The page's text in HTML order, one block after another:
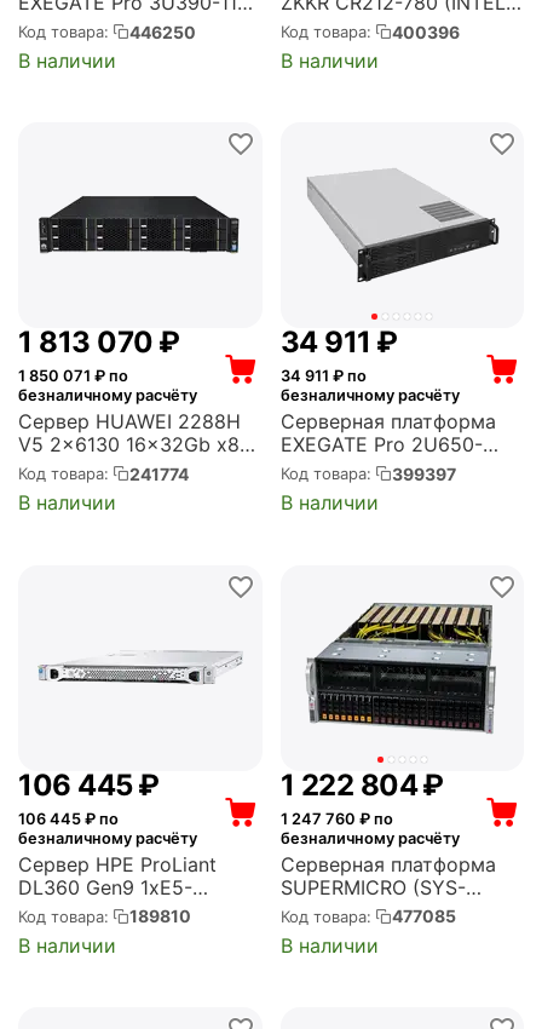
RM 19", высота 3U,
глубина 390, Redundant
БП 2x1000W, USB
Код товара: 446250
В наличии
2U; Dual Intel Xeon 3rd
Gen Scalable Processors
up to 270W; 32xDDR4; Up
Код товара: 400396
В наличии
1 813 070 ₽
1 850 071 ₽ по
безналичному расчёту
Сервер HUAWEI 2288H
V5 2x6130 16x32Gb x8
8x1800Gb 10K 2.5" SAS
SR450C-M 10G 2P+1G 2P
2x900W (02311XBK)
Код товара: 241774
В наличии
34 911 ₽
34 911 ₽ по
безналичному расчёту
Серверная платформа
EXEGATE Pro 2U650-
06/2U2098L RM 19",
высота 2U, глубина 650,
Redundant БП 2x550W,
Код товара: 399397
В наличии
106 445₽
106 445 ₽ по
безналичному расчёту
Сервер HPE ProLiant
DL360 Gen9 1xE5-
2630v4 1x16Gb x8 2.5"
P440ar 2GB 1x500W 3-3-
3 (818208-B21)
Код товара: 189810
В наличии
1 222 804₽
1 247 760 ₽ по
безналичному расчёту
Серверная платформа
SUPERMICRO (SYS-
421GE-TNRT)
Код товара: 477085
В наличии